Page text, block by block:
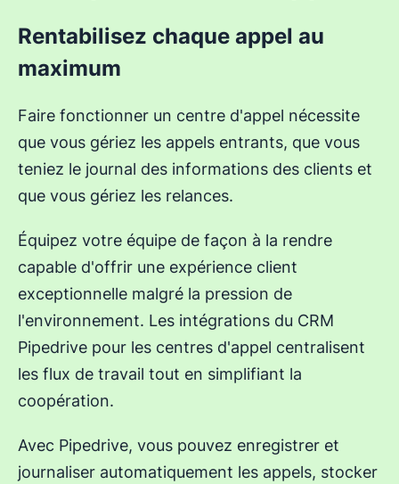
Rentabilisez chaque appel au
maximum
Faire fonctionner un centre d'appel nécessite
que vous gériez les appels entrants, que vous
teniez le journal des informations des clients et
que vous gériez les relances.
Équipez votre équipe de façon à la rendre
capable d'offrir une expérience client
exceptionnelle malgré la pression de
l'environnement. Les intégrations du CRM
Pipedrive pour les centres d'appel centralisent
les flux de travail tout en simplifiant la
coopération.
Avec Pipedrive, vous pouvez enregistrer et
journaliser automatiquement les appels, stocker